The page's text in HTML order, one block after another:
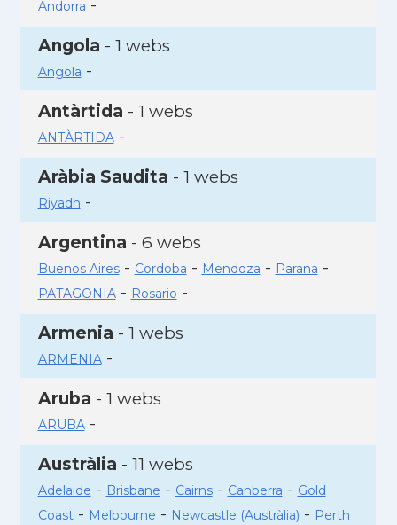
Andorra -
Angola - 1 webs
Angola -
Antàrtida - 1 webs
ANTÀRTIDA-
Aràbia Saudita - 1 webs
Riyadh -
Argentina - 6 webs
Buenos Aires- Cordoba - Mendoza - Parana -
PATAGONIA- Rosario -
Armenia - 1 webs
ARMENIA-
Aruba - 1 webs
ARUBA-
Austràlia - 11 webs
Adelaide - Brisbane - Cairns- Canberra - Gold
Coast- Melbourne - Newcastle (Austràlia) - Perth